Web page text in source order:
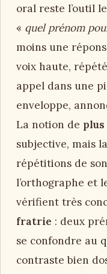
oral reste l’outil
« quel prénom
moins une
voix haute,
appel dans une
enveloppe,
La notion de plus
subjective, mais la
répétitions de
l’orthographe et
vérifient très
fratrie : deux
se confondre au
contraste bien